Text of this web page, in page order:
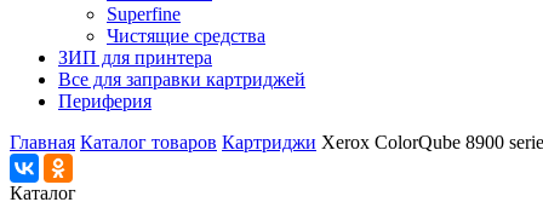
Superfine
Чистящие средства
ЗИП для принтера
Все для заправки картриджей
Периферия
Главная Каталог товаров Картриджи Xerox ColorQube 8900
Каталог